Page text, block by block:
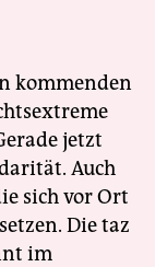
kommenden
jetzt
Auch
sich vor Ort
Die taz
im